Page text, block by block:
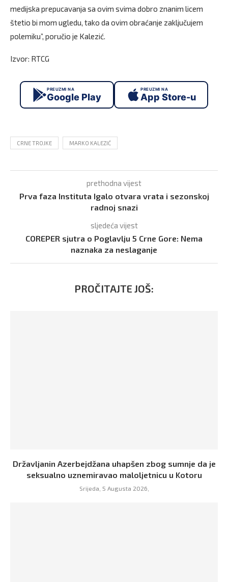
medijska prepucavanja sa ovim svima dobro znanim licem
štetio bi mom ugledu, tako da ovim obraćanje zaključujem
polemiku”, poručio je Kalezić.
Izvor: RTCG
PREUZMI NA
Google Play
PREUZMI NA
App Store-u
CRNE TROJKE MARKO KALEZIĆ
prethodna vijest
Prva faza Instituta Igalo otvara vrata i sezonskoj
radnoj snazi
sljedeća vijest
COREPER sjutra o Poglavlju 5 Crne Gore: Nema
naznaka za neslaganje
PROČITAJTE JOŠ:
Državljanin Azerbejdžana uhapšen zbog sumnje da je
seksualno uznemiravao maloljetnicu u Kotoru
Srijeda, 5 Augusta 2026,